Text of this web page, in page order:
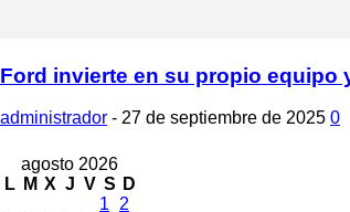
Ford invierte en su propio equipo
administrador - 27 de septiembre de 2025 0
agosto 2026
L M X J V S D
1
2